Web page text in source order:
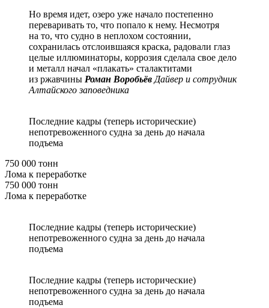
Но время идет, озеро уже начало постепенно
переваривать то, что попало к нему. Несмотря
на то, что судно в неплохом состоянии,
сохранилась отслоившаяся краска, радовали глаз
целые иллюминаторы, коррозия сделала свое дело
и металл начал «плакать» сталактитами
из ржавчины Роман Воробьёв Дайвер и сотрудник
Алтайского заповедника
Последние кадры (теперь исторические)
непотревоженного судна за день до начала
подъема
750 000 тонн
Лома к переработке
750 000 тонн
Лома к переработке
Последние кадры (теперь исторические)
непотревоженного судна за день до начала
подъема
Последние кадры (теперь исторические)
непотревоженного судна за день до начала
подъема